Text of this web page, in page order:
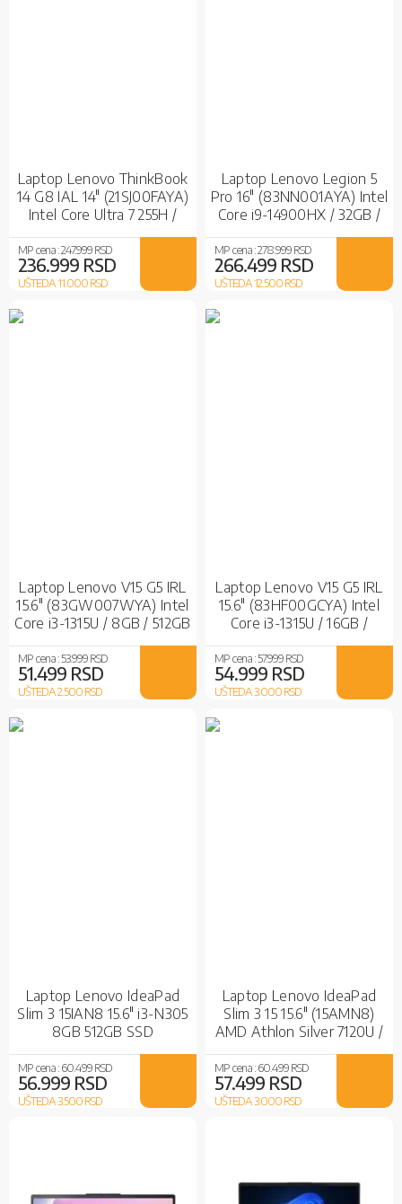
Laptop Lenovo ThinkBook
14 G8 IAL 14" (21SJ00FAYA)
Intel Core Ultra 7 255H /
140T
MP cena :247.999 RSD
236.999 RSD
UŠTEDA 11.000RSD
Laptop Lenovo Legion 5
Pro 16" (83NN001AYA) Intel
Core i9-14900HX / 32GB /
MP cena :278.999 RSD
266.499 RSD
UŠTEDA 12.500RSD
Laptop Lenovo V15 G5 IRL
15.6" (83GW007WYA) Intel
Core i3-1315U / 8GB / 512GB
Black
MP cena :53.999 RSD
51.499 RSD
UŠTEDA 2.500RSD
Laptop Lenovo V15 G5 IRL
15.6" (83HF00GCYA) Intel
Core i3-1315U / 16GB /
Graphics / No OS
MP cena :57.999 RSD
54.999 RSD
UŠTEDA 3.000RSD
Laptop Lenovo IdeaPad
Slim 3 15IAN8 15.6" i3-N305
8GB 512GB SSD
82XB0091YA
MP cena :60.499 RSD
56.999 RSD
UŠTEDA 3.500RSD
Laptop Lenovo IdeaPad
Slim 3 15 15.6" (15AMN8)
AMD Athlon Silver 7120U /
8GB / 256GB SSD / AMD
Radeon / DOS
MP cena :60.499 RSD
57.499 RSD
UŠTEDA 3.000RSD